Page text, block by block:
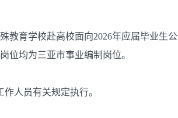
教育学校赴高校面向2026年应届毕业生公
位均为三亚市事业编制岗位。
人员有关规定执行。